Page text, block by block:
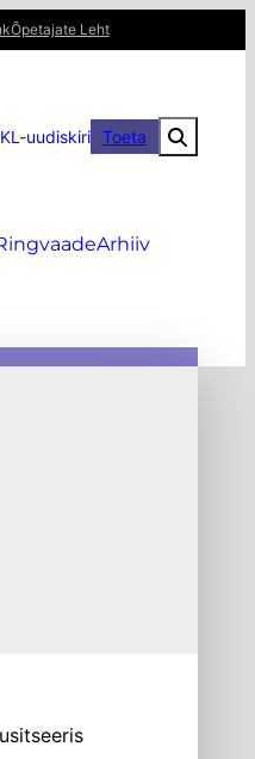
Õpetajate Leht
KL-uudiskiri Toeta
Arhiiv